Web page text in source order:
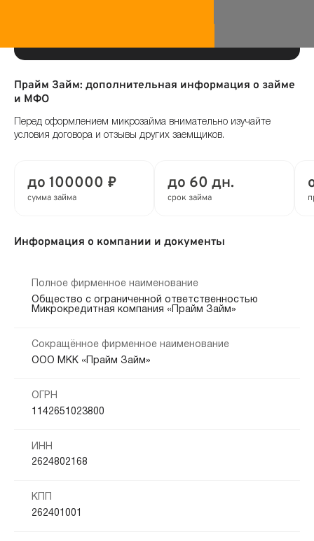
Прайм Займ: дополнительная информация о займе
и МФО
Перед оформлением микрозайма внимательно изучайте
условия договора и отзывы других заемщиков.
до 100000 ₽
сумма займа
до 60 дн.
срок займа
Информация о компании и документы
Полное фирменное наименование
Общество с ограниченной ответственностью
Микрокредитная компания «Прайм Займ»
Сокращённое фирменное наименование
ООО МКК «Прайм Займ»
ОГРН
1142651023800
ИНН
2624802168
КПП
262401001